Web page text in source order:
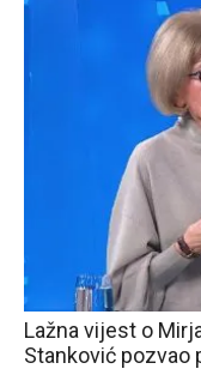
Lažna vijest o
Stanković pozvao